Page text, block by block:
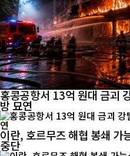
홍콩공항서 13억 원대 금괴
방 묘연
이란, 호르무즈 해협 봉쇄
중단